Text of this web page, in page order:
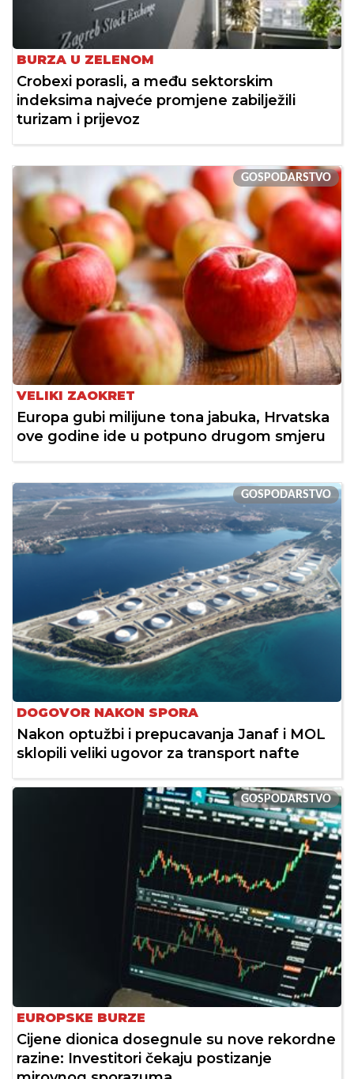
BURZA U ZELENOM
Crobexi porasli, a među sektorskim
indeksima najveće promjene zabilježili
turizam i prijevoz
GOSPODARSTVO
VELIKI ZAOKRET
Europa gubi milijune tona jabuka, Hrvatska
ove godine ide u potpuno drugom smjeru
GOSPODARSTVO
DOGOVOR NAKON SPORA
Nakon optužbi i prepucavanja Janaf i MOL
sklopili veliki ugovor za transport nafte
GOSPODARSTVO
EUROPSKE BURZE
Cijene dionica dosegnule su nove rekordne
razine: Investitori čekaju postizanje